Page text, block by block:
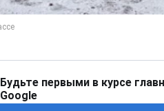
Будьте первыми в курсе
Google